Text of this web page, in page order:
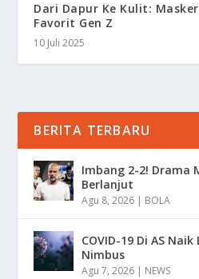
Dari Dapur Ke Kulit:
Favorit Gen Z
10 Juli 2025
BERITA TERBARU
Imbang 2-2! Drama
Berlanjut
Agu 8, 2026 | BOLA
COVID-19 Di AS
Nimbus
Agu 7, 2026 | NEWS